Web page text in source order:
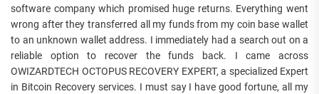
software company which promised huge returns. Everything went
wrong after they transferred all my funds from my coin base wallet
to an unknown wallet address. I immediately had a search out on a
reliable option to recover the funds back. I came across
OWIZARDTECH OCTOPUS RECOVERY EXPERT, a specialized Expert
in Bitcoin Recovery services. I must say I have good fortune, all my